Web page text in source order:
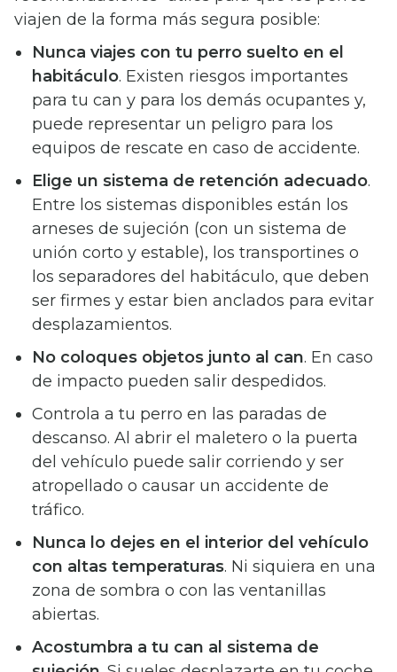
viajen de la forma más segura posible:
Nunca viajes con tu perro suelto en el
habitáculo. Existen riesgos importantes
para tu can y para los demás ocupantes y,
puede representar un peligro para los
equipos de rescate en caso de accidente.
Elige un sistema de retención adecuado.
Entre los sistemas disponibles están los
arneses de sujeción (con un sistema de
unión corto y estable), los transportines o
los separadores del habitáculo, que deben
ser firmes y estar bien anclados para evitar
desplazamientos.
No coloques objetos junto al can. En caso
de impacto pueden salir despedidos.
Controla a tu perro en las paradas de
descanso. Al abrir el maletero o la puerta
del vehículo puede salir corriendo y ser
atropellado o causar un accidente de
tráfico.
Nunca lo dejes en el interior del vehículo
con altas temperaturas. Ni siquiera en una
zona de sombra o con las ventanillas
abiertas.
Acostumbra a tu can al sistema de